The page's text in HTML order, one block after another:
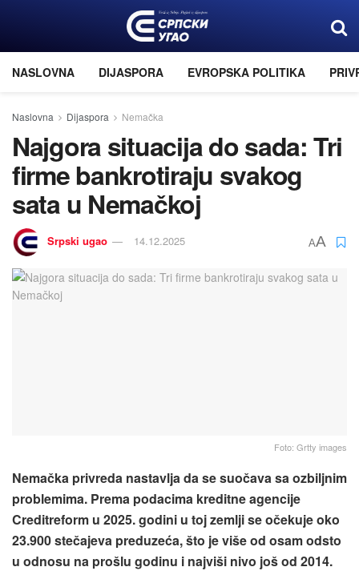
NASLOVNA DIJASPORA EVROPSKA POLITIKA
Naslovna Dijaspora Nemačka
Najgora situacija do sada: Tri
firme bankrotiraju svakog
sata u Nemačkoj
Srpski ugao 14.12.2025 AA
Foto: Grtty images
Nemačka privreda nastavlja da se suočava sa ozbiljnim
problemima. Prema podacima kreditne agencije
Creditreform u 2025. godini u toj zemlji se očekuje oko
23.900 stečajeva preduzeća, što je više od osam odsto
u odnosu na prošlu godinu i najviši nivo još od 2014.